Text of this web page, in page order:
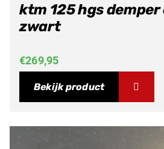
ktm 125 hgs
zwart
€269,95
Bekijk product